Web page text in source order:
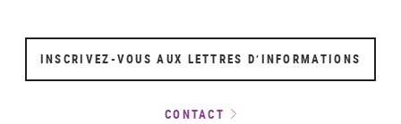
INSCRIVEZ-VOUS AUX LETTRES D’INFORMATIONS
CONTACT